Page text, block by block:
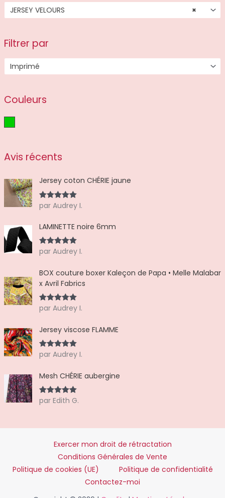
p
d
u
×
JERSEY VELOURS
Filtrer par
Imprimé
Couleurs
Avis récents
Jersey coton CHÉRIE jaune
Note5sur
5
par Audrey I.
LAMINETTE noire 6mm
Note5sur
5
par Audrey I.
BOX couture boxer Kaleçon de Papa • Melle Malabar
x Avril Fabrics
Note5sur
5
par Audrey I.
Jersey viscose FLAMME
Note5sur
5
par Audrey I.
Mesh CHÉRIE aubergine
Note5sur
5
par Edith G.
Exercer mon droit de rétractation
Conditions Générales de Vente
Politique de cookies (UE)
Politique de confidentialité
Contactez-moi